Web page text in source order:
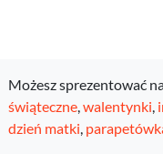
Możesz sprezentować
świąteczne,walentynki,
dzień matki,